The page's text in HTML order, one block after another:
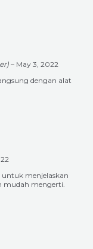
– May 3, 2022
dengan alat
untuk menjelaskan
mudah mengerti.